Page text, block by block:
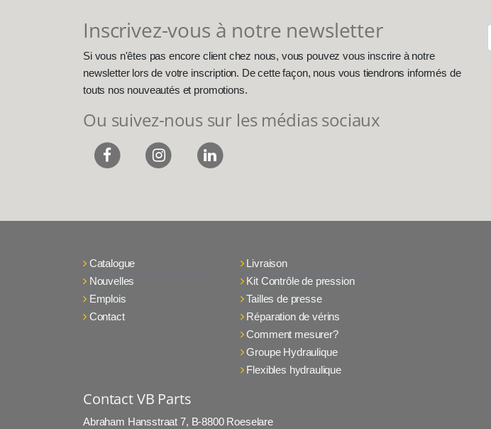
Inscrivez-vous à notre newsletter
Si vous n'êtes pas encore client chez nous, vous pouvez vous inscrire à notre
newsletter lors de votre inscription. De cette façon, nous vous tiendrons informés de
touts nos nouveautés et promotions.
Ou suivez-nous sur les médias sociaux
Catalogue
Nouvelles
Emplois
Contact
Livraison
Kit Contrôle de pression
Tailles de presse
Réparation de vérins
Comment mesurer?
Groupe Hydraulique
Flexibles hydraulique
Contact VB Parts
Abraham Hansstraat 7, B-8800 Roeselare